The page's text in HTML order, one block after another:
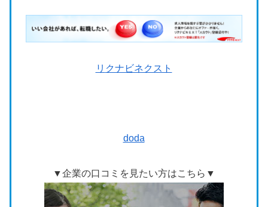
リ クナビネクスト
doda
▼企業の口コミを見たい方はこちら▼